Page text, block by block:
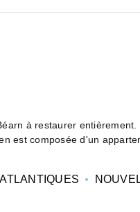
centre ville de Salies-de-Béarn à restaurer entièrement.
est composée d'un